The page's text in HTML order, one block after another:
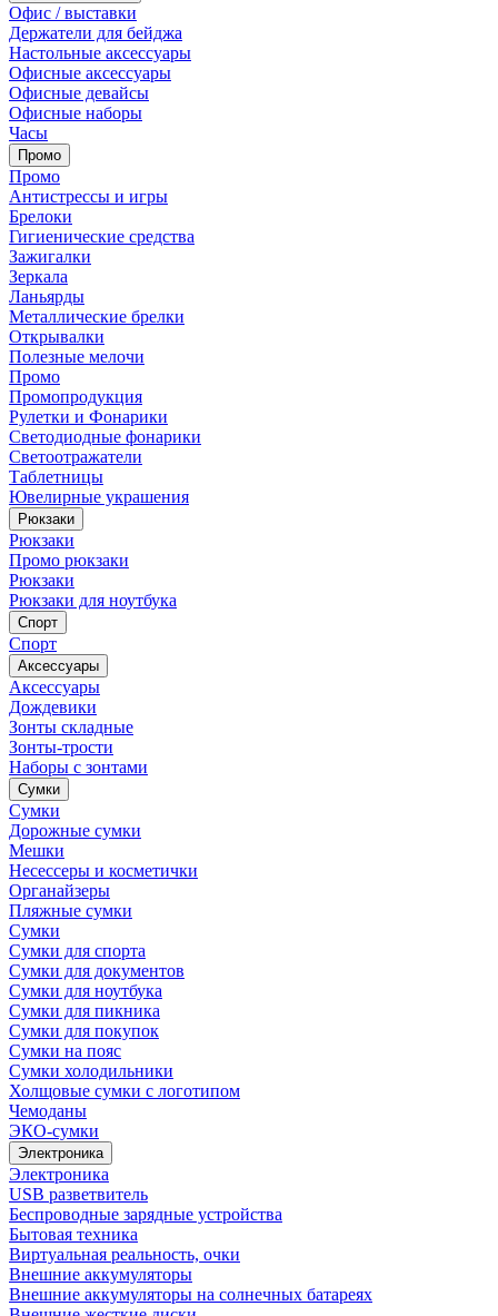
Офис / выставки
Держатели для бейджа
Настольные аксессуары
Офисные аксессуары
Офисные девайсы
Офисные наборы
Часы
Промо
Промо
Антистрессы и игры
Брелоки
Гигиенические средства
Зажигалки
Зеркала
Ланьярды
Металлические брелки
Открывалки
Полезные мелочи
Промо
Промопродукция
Рулетки и Фонарики
Светодиодные фонарики
Светоотражатели
Таблетницы
Ювелирные украшения
Рюкзаки
Рюкзаки
Промо рюкзаки
Рюкзаки
Рюкзаки для ноутбука
Спорт
Спорт
Аксессуары
Аксессуары
Дождевики
Зонты складные
Зонты-трости
Наборы с зонтами
Сумки
Сумки
Дорожные сумки
Мешки
Несессеры и косметички
Органайзеры
Пляжные сумки
Сумки
Сумки для спорта
Сумки для документов
Сумки для ноутбука
Сумки для пикника
Сумки для покупок
Сумки на пояс
Сумки холодильники
Холщовые сумки с логотипом
Чемоданы
ЭКО-сумки
Электроника
Электроника
USB разветвитель
Беспроводные зарядные устройства
Бытовая техника
Виртуальная реальность, очки
Внешние аккумуляторы
Внешние аккумуляторы на солнечных батареях